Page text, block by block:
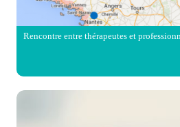
Rencontre entre thérapeutes et